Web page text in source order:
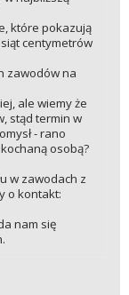
które pokazują
centymetrów
zawodów na
ale wiemy że
stąd termin w
- rano
osobą?
w zawodach z
o kontakt:
nam się